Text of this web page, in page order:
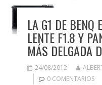
LA G1 DE BENQ
LENTE F1.8 Y
MÁS DELGADA
24/08/2012
0 COMENTARIOS